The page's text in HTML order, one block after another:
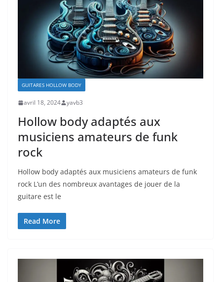
GUITARES HOLLOW BODY
avril 18, 2024 yavb3
Hollow body adaptés aux
musiciens amateurs de funk
rock
Hollow body adaptés aux musiciens amateurs de funk
rock L’un⁣ des‌ nombreux avantages de jouer de la
guitare est⁣ le
Read More